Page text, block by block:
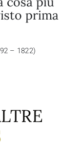
prima
– 1822)